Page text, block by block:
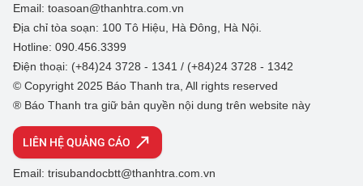
Email: toasoan@thanhtra.com.vn
Địa chỉ tòa soạn: 100 Tô Hiệu, Hà Đông, Hà Nội.
Hotline: 090.456.3399
Điện thoại: (+84)24 3728 - 1341 / (+84)24 3728 - 1342
© Copyright 2025 Báo Thanh tra, All rights reserved
® Báo Thanh tra giữ bản quyền nội dung trên website này
LIÊN HỆ QUẢNG CÁO
Email: trisubandocbtt@thanhtra.com.vn